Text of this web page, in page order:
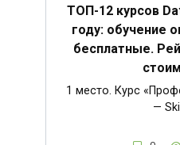
ТОП-12 курсов
году: обучение
бесплатные.
1 место. Курс
—